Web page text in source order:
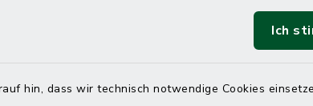
Ich
hin, dass wir technisch notwendige Cookies
215
Montag - Donnerstag
Freitag